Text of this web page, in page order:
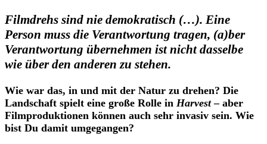
Filmdrehs sind nie demokratisch (…). Eine
Person muss die Verantwortung tragen, (a)ber
Verantwortung übernehmen ist nicht dasselbe
wie über den anderen zu stehen.
Wie war das, in und mit der Natur zu drehen? Die
Landschaft spielt eine große Rolle in Harvest– aber
Filmproduktionen können auch sehr invasiv sein. Wie
bist Du damit umgegangen?